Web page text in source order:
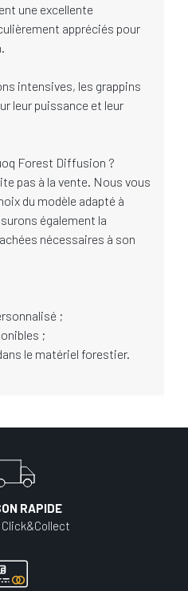
une excellente
appréciés pour
intensives, les grappins
leur puissance et leur
Forest Diffusion ?
pas à la vente. Nous vous
du modèle adapté à
également la
nécessaires à son
;
;
le matériel forestier.
RAPIDE
Click&Collect